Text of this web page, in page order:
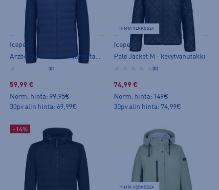
Icepeak
Arzberg Jacket M - hybriditakki
(0)
59,99 €
Norm. hinta: 99,95€
30pv alin hinta: 69,99€
HINTA VERKOSSA
Icepeak
Palo Jacket M - kevytvanutakki
(0)
74,99 €
Norm. hinta: 149€
30pv alin hinta: 74,99€
-14%
HINTA VERKOSSA